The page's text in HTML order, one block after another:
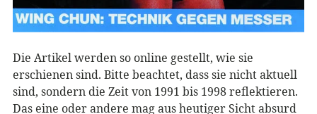
Die Artikel werden so online gestellt, wie sie
erschienen sind. Bitte beachtet, dass sie nicht aktuell
sind, sondern die Zeit von 1991 bis 1998 reflektieren.
Das eine oder andere mag aus heutiger Sicht absurd